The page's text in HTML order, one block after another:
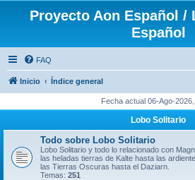
Proyecto Aon Español /
Español
FAQ
Inicio Índice general
Fecha actual 06-Ago-2026,
Lobo Solitario
Todo sobre Lobo Solitario
Lobo Solitario y todo lo relacionado con
las heladas tierras de Kalte hasta las
las Tierras Oscuras hasta el Daziarn.
Temas: 251